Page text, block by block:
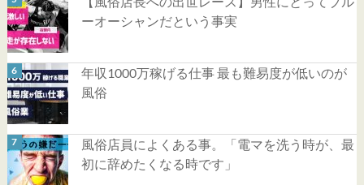
ーオーシャンだという事実
年収1000万稼げる仕事 最も難易度が低いのが
風俗
風俗店員によくある事。「電マを洗う時が、最
初に辞めたくなる時です」